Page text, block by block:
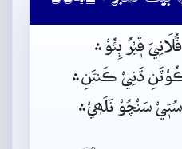
ڤٖيْرُ ٻِئُوْ﮶
ڪُوْٽَنِ ڌَنِيْ ڪَنبَّنِ﮶
سَنْچُوْ نَلَھٖيْ﮶